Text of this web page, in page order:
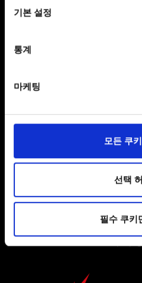
Collect information
Identify your device
Find out more about how
일부 쿠키는 웹 사이트를 정상
관련 기술적 피드백을 제공하
환경을 개선하기 위해 사용됩
미디어를 통해 사용자와 소통
파악하기 위해 쿠키의 일부를
있습니다. 물론, 이처럼 선택적
경우에는 사용자의 동의를 구
"Settings" 메뉴에서 확인할 수
기본 설정
통계
마케팅
모든 쿠
선택
필수 쿠키
사용자 약
개인 정
쿠키